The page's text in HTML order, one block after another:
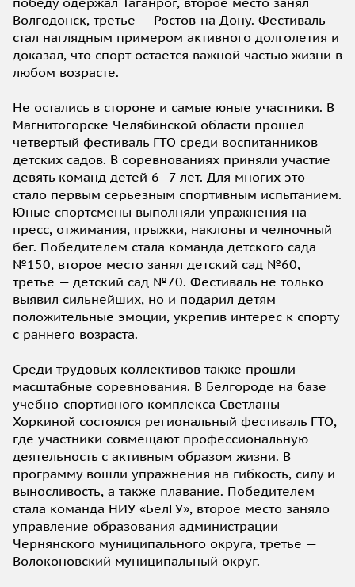
Волгодонск, третье — Ростов-на-Дону. Фестиваль
стал наглядным примером активного долголетия и
доказал, что спорт остается важной частью жизни в
любом возрасте.
Не остались в стороне и самые юные участники. В
Магнитогорске Челябинской области прошел
четвертый фестиваль ГТО среди воспитанников
детских садов. В соревнованиях приняли участие
девять команд детей 6–7 лет. Для многих это
стало первым серьезным спортивным испытанием.
Юные спортсмены выполняли упражнения на
пресс, отжимания, прыжки, наклоны и челночный
бег. Победителем стала команда детского сада
№150, второе место занял детский сад №60,
третье — детский сад №70. Фестиваль не только
выявил сильнейших, но и подарил детям
положительные эмоции, укрепив интерес к спорту
с раннего возраста.
Среди трудовых коллективов также прошли
масштабные соревнования. В Белгороде на базе
учебно-спортивного комплекса Светланы
Хоркиной состоялся региональный фестиваль ГТО,
где участники совмещают профессиональную
деятельность с активным образом жизни. В
программу вошли упражнения на гибкость, силу и
выносливость, а также плавание. Победителем
стала команда НИУ «БелГУ», второе место заняло
управление образования администрации
Чернянского муниципального округа, третье —
Волоконовский муниципальный округ.